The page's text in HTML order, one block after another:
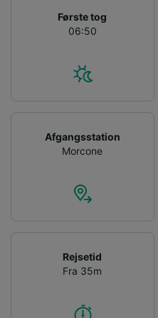
Første tog
06:50
Afgangsstation
Morcone
Rejsetid
Fra 35m